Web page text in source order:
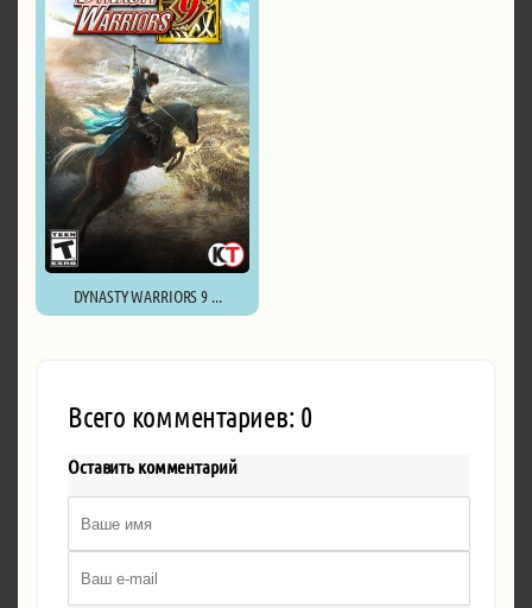
DYNASTY WARRIORS 9 ...
Всего комментариев: 0
Оставить комментарий